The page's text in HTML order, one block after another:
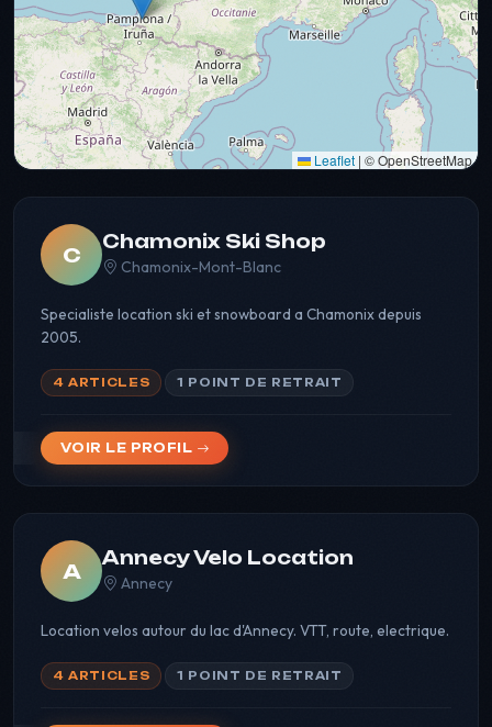
Leaflet | © OpenStreetMap
C
Chamonix Ski Shop
Chamonix-Mont-Blanc
Specialiste location ski et snowboard a Chamonix depuis
2005.
4 ARTICLES 1 POINT DE RETRAIT
VOIR LE PROFIL
A
Annecy Velo Location
Annecy
Location velos autour du lac d'Annecy. VTT, route, electrique.
4 ARTICLES 1 POINT DE RETRAIT